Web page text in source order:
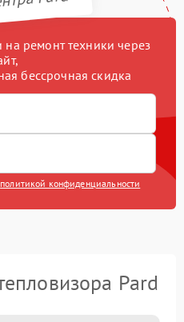
ремонт техники через
бессрочная скидка
политикой конфиденциальности
Pard